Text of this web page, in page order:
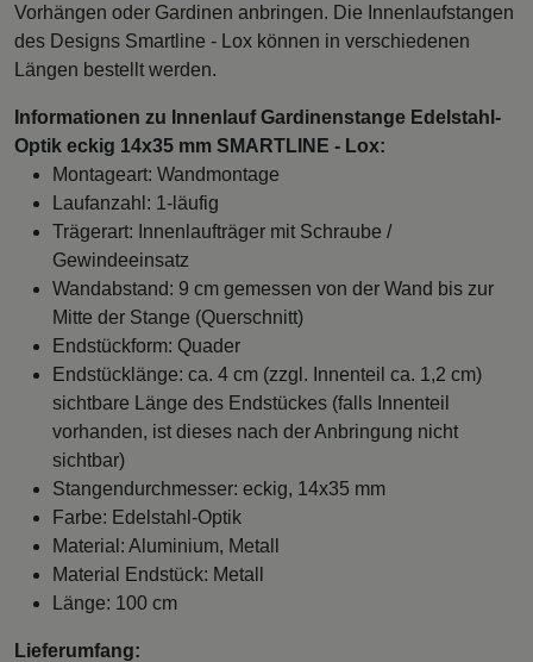
Vorhängen oder Gardinen anbringen. Die Innenlaufstangen
des Designs Smartline - Lox können in verschiedenen
Längen bestellt werden.
Informationen zu Innenlauf Gardinenstange Edelstahl-
Optik eckig 14x35 mm SMARTLINE - Lox:
Montageart: Wandmontage
Laufanzahl: 1-läufig
Trägerart: Innenlaufträger mit Schraube /
Gewindeeinsatz
Wandabstand: 9 cm gemessen von der Wand bis zur
Mitte der Stange (Querschnitt)
Endstückform: Quader
Endstücklänge: ca. 4 cm (zzgl. Innenteil ca. 1,2 cm)
sichtbare Länge des Endstückes (falls Innenteil
vorhanden, ist dieses nach der Anbringung nicht
sichtbar)
Stangendurchmesser: eckig, 14x35 mm
Farbe: Edelstahl-Optik
Material: Aluminium, Metall
Material Endstück: Metall
Länge: 100 cm
Lieferumfang: